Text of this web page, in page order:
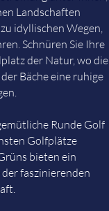
Landschaften
idyllischen Wegen,
Schnüren Sie Ihre
der Natur, wo die
Bäche eine ruhige
Runde Golf
Golfplätze
bieten ein
faszinierenden